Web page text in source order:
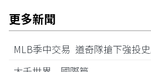
更多新聞
MLB季中交易 道奇隊搶下強投